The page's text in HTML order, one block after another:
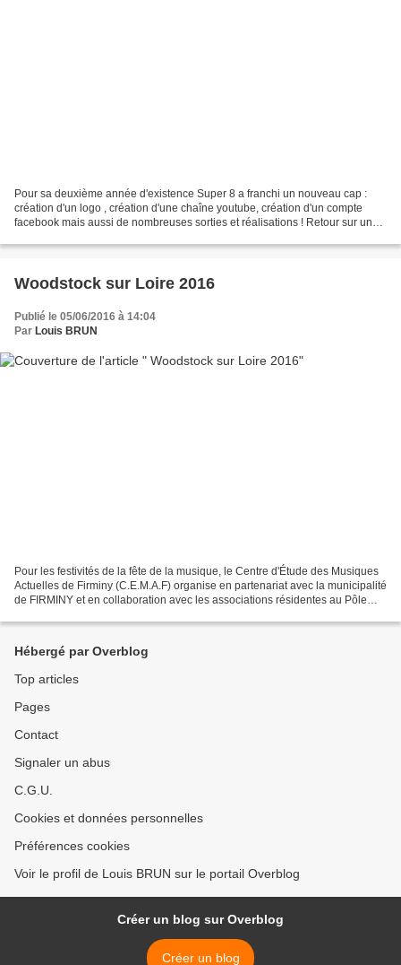
Pour sa deuxième année d'existence Super 8 a franchi un nouveau cap :
création d'un logo , création d'une chaîne youtube, création d'un compte
facebook mais aussi de nombreuses sorties et réalisations ! Retour sur une
Woodstock sur Loire 2016
Publié le 05/06/2016 à 14:04
Par Louis BRUN
Pour les festivités de la fête de la musique, le Centre d'Étude des Musiques
Actuelles de Firminy (C.E.M.A.F) organise en partenariat avec la municipalité
de FIRMINY et en collaboration avec les associations résidentes au Pôle
Hébergé par Overblog
Top articles
Pages
Contact
Signaler un abus
C.G.U.
Cookies et données personnelles
Préférences cookies
Voir le profil de Louis BRUN sur le portail Overblog
Créer un blog sur Overblog
Créer un blog